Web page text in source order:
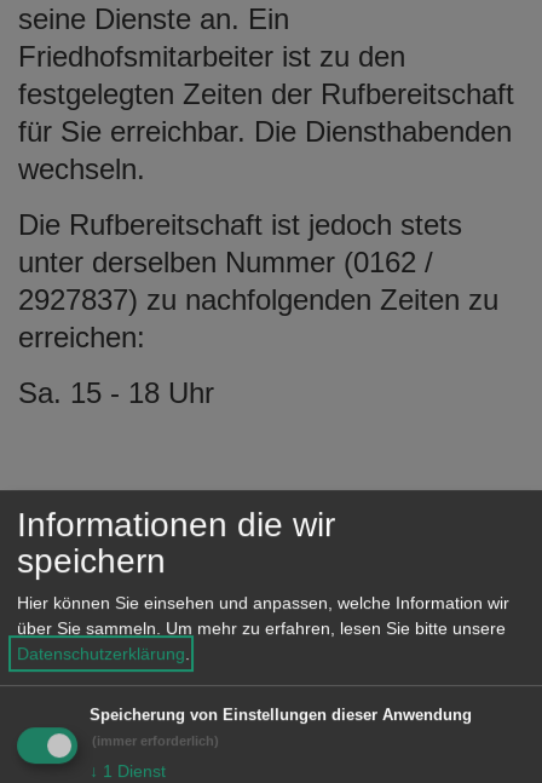
seine Dienste an. Ein
Friedhofsmitarbeiter ist zu den
festgelegten Zeiten der Rufbereitschaft
für Sie erreichbar. Die Diensthabenden
wechseln.
Die Rufbereitschaft ist jedoch stets
unter derselben Nummer (0162 /
2927837) zu nachfolgenden Zeiten zu
erreichen:
Sa. 15 - 18 Uhr
Friedhofsplan mit Abteilungsansicht
Der Plan dient der Orientierung auf
dem Friedhof in Hofen bei der Suche
nach vereinzelten Gräbern. Die
einzelnen Abteilungen und ihre
Bezeichnungen sind eingezeichnet.
Informationen die wir
speichern
Hier können Sie einsehen und anpassen, welche Information wir
über Sie sammeln. Um mehr zu erfahren, lesen Sie bitte unsere
Datenschutzerklärung.
Speicherung von Einstellungen dieser Anwendung
(immer erforderlich)
↓ 1 Dienst